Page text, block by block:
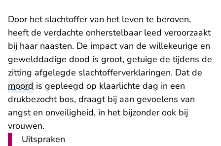
Door het slachtoffer van het leven te beroven,
heeft de verdachte onherstelbaar leed veroorzaakt
bij haar naasten. De impact van de willekeurige en
gewelddadige dood is groot, getuige de tijdens de
zitting afgelegde slachtofferverklaringen. Dat de
moord is gepleegd op klaarlichte dag in een
drukbezocht bos, draagt bij aan gevoelens van
angst en onveiligheid, in het bijzonder ook bij
vrouwen.
Uitspraken